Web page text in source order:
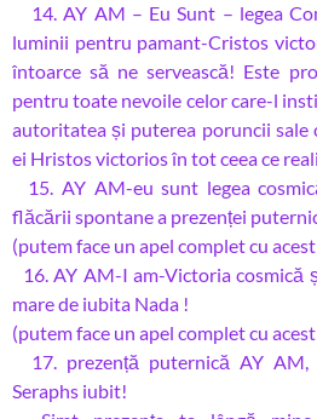
14. AY AM – Eu Sunt – legea
luminii pentru pamant-Cristos
întoarce să ne servească! Este
pentru toate nevoile celor care-l
autoritatea și puterea poruncii sale
ei Hristos victorios în tot ceea ce
15. AY AM-eu sunt legea
flăcării spontane a prezenței
(putem face un apel complet cu
16. AY AM-I am-Victoria cosmică
mare de iubita Nada !
(putem face un apel complet cu
17. prezență puternică AY
Seraphs iubit!